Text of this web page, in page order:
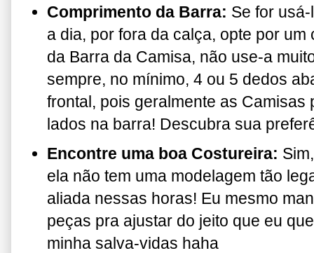
Comprimento da Barra: Se for
a dia, por fora da calça, opte por
da Barra da Camisa, não use-a
sempre, no mínimo, 4 ou 5 dedos
frontal, pois geralmente as Camisas
lados na barra! Descubra sua
Encontre uma boa Costureira:
ela não tem uma modelagem tão
aliada nessas horas! Eu mesmo
peças pra ajustar do jeito que eu
minha salva-vidas haha